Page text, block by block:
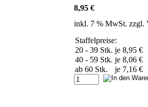
8,95 €
inkl. 7 % MwSt. zzgl.
Staffelpreise:
20 - 39 Stk. je 8,95 €
40 - 59 Stk. je 8,06 €
ab 60 Stk.
je 7,16 €